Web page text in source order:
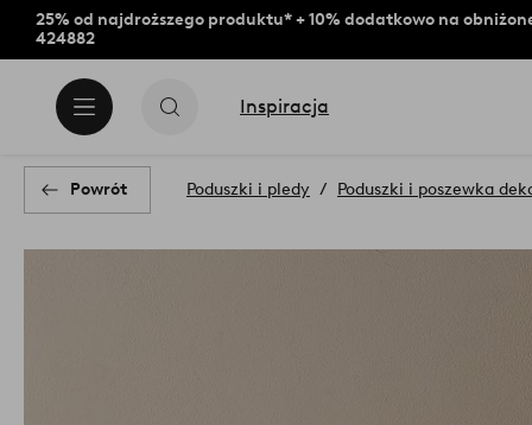
25% od najdroższego produktu* + 10% dodatkowo na
424882
Inspiracja
Powrót Poduszki i pledy Poduszki i poszewka